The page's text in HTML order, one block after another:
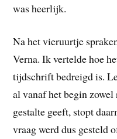
was heerlijk.
Na het vieruurtje
Verna. Ik vertelde hoe
tijdschrift bedreigd is.
al vanaf het begin
gestalte geeft, stopt
vraag werd dus gesteld